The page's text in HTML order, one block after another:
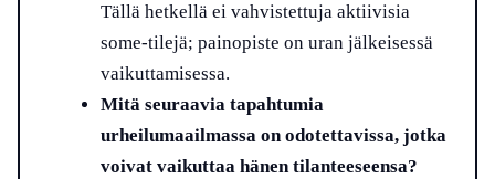
Tällä hetkellä ei vahvistettuja aktiivisia
some-tilejä; painopiste on uran jälkeisessä
vaikuttamisessa.
Mitä seuraavia tapahtumia
urheilumaailmassa on odotettavissa, jotka
voivat vaikuttaa hänen tilanteeseensa?